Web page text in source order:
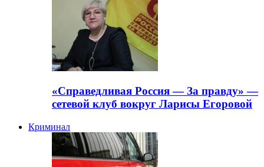
«Справедливая Россия — За правду» —
сетевой клуб вокруг Ларисы Егоровой
Криминал